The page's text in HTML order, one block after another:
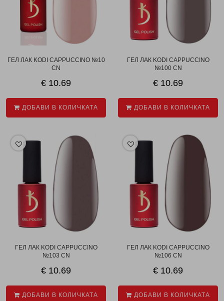
ГЕЛ ЛАК KODI CAPPUCCINO №10
CN
€ 10.69
ДОБАВИ В КОЛИЧКАТА
ГЕЛ ЛАК KODI CAPPUCCINO
№100 CN
€ 10.69
ДОБАВИ В КОЛИЧКАТА
ГЕЛ ЛАК KODI CAPPUCCINO
№103 CN
€ 10.69
ДОБАВИ В КОЛИЧКАТА
ГЕЛ ЛАК KODI CAPPUCCINO
№106 CN
€ 10.69
ДОБАВИ В КОЛИЧКАТА